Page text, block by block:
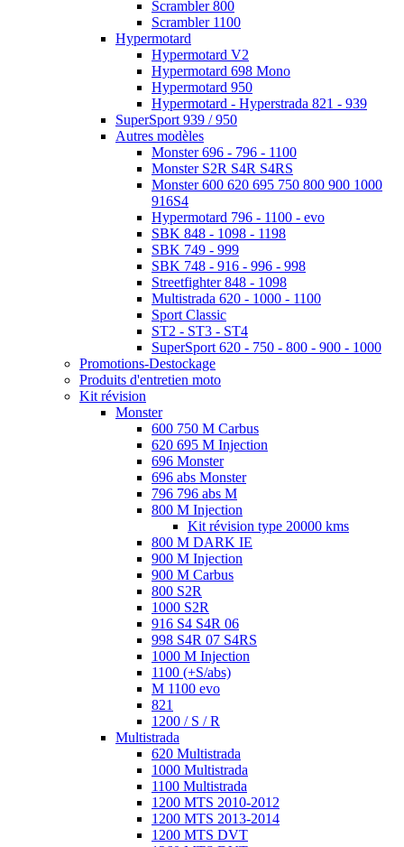
Scrambler 800
Scrambler 1100
Hypermotard
Hypermotard V2
Hypermotard 698 Mono
Hypermotard 950
Hypermotard - Hyperstrada 821 - 939
SuperSport 939 / 950
Autres modèles
Monster 696 - 796 - 1100
Monster S2R S4R S4RS
Monster 600 620 695 750 800 900 1000
916S4
Hypermotard 796 - 1100 - evo
SBK 848 - 1098 - 1198
SBK 749 - 999
SBK 748 - 916 - 996 - 998
Streetfighter 848 - 1098
Multistrada 620 - 1000 - 1100
Sport Classic
ST2 - ST3 - ST4
SuperSport 620 - 750 - 800 - 900 - 1000
Promotions-Destockage
Produits d'entretien moto
Kit révision
Monster
600 750 M Carbus
620 695 M Injection
696 Monster
696 abs Monster
796 796 abs M
800 M Injection
Kit révision type 20000 kms
800 M DARK IE
900 M Injection
900 M Carbus
800 S2R
1000 S2R
916 S4 S4R 06
998 S4R 07 S4RS
1000 M Injection
1100 (+S/abs)
M 1100 evo
821
1200 / S / R
Multistrada
620 Multistrada
1000 Multistrada
1100 Multistrada
1200 MTS 2010-2012
1200 MTS 2013-2014
1200 MTS DVT